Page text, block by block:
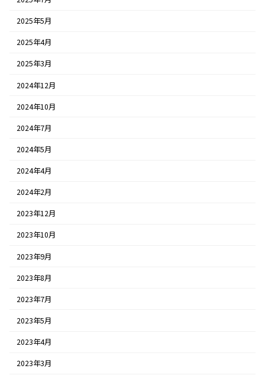
2025年5月
2025年4月
2025年3月
2024年12月
2024年10月
2024年7月
2024年5月
2024年4月
2024年2月
2023年12月
2023年10月
2023年9月
2023年8月
2023年7月
2023年5月
2023年4月
2023年3月